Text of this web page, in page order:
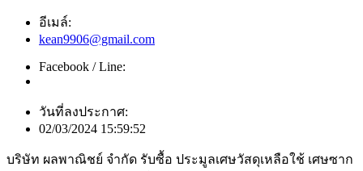
อีเมล์:
kean9906@gmail.com
Facebook / Line:
วันที่ลงประกาศ:
02/03/2024 15:59:52
บริษัท ผลพาณิชย์ จำกัด รับซื้อ ประมูลเศษวัสดุเหลือใช้ เศษซาก